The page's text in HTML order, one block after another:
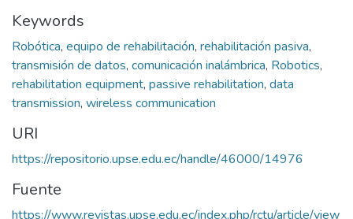
Keywords
Robótica, equipo de rehabilitación, rehabilitación pasiva,
transmisión de datos, comunicación inalámbrica, Robotics,
rehabilitation equipment, passive rehabilitation, data
transmission, wireless communication
URI
https://repositorio.upse.edu.ec/handle/46000/14976
Fuente
https://www.revistas.upse.edu.ec/index.php/rctu/article/view